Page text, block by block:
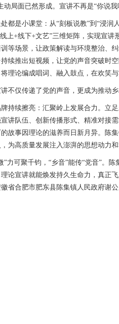
动局面已然形成。宣讲不再是“你说
都是小课堂：从“刻板说教”到“浸润
上+线下+文艺”三维矩阵，实现宣讲
等场景，让政策解读与环境整治、
续推出短视频，让党的声音突破时
理论编成唱词、融入鼓点，在欢笑与
不仅传递了党的声音，更成为推动
持续擦亮：汇聚岭上发展合力。立
讲队伍、创新传播形式、精准对接
故事因理论的滋养而日新月异。陈
为高质量发展注入澎湃的思想动力和
”力可聚千钧，“乡音”能传“党音”。
论宣讲就能焕发持久生命力，真正
省合肥市肥东县陈集镇人民政府谢公